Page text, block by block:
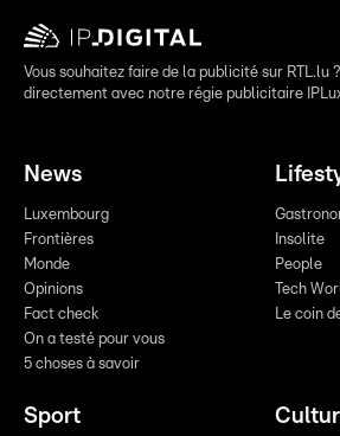
Vous souhaitez faire de la publicité sur RTL.lu
directement avec notre régie publicitaire
News
Luxembourg
Frontières
Monde
Opinions
Fact check
On a testé pour vous
5 choses à savoir
Insolite
People
Tech
Le coin
Sport